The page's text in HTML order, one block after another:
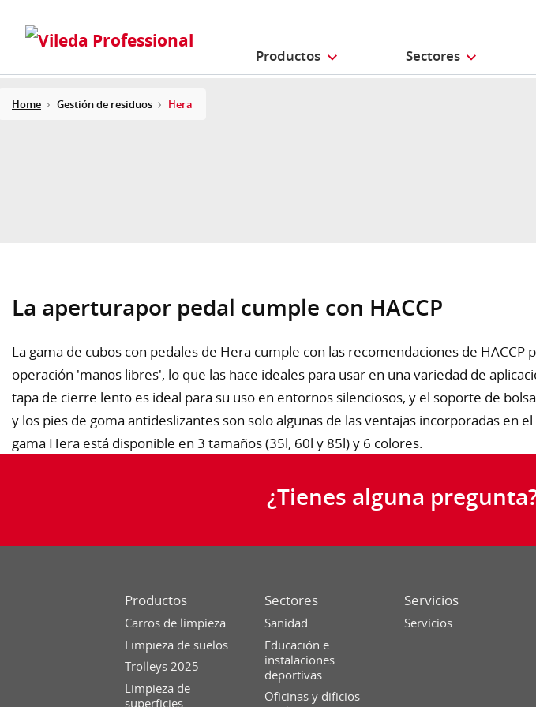
Productos Sectores
Home Gestión de residuos Hera
La aperturapor pedal cumple con HACCP
La gama de cubos con pedales de Hera cumple con las recomendaciones de HACCP
operación 'manos libres', lo que las hace ideales para usar en una variedad de
tapa de cierre lento es ideal para su uso en entornos silenciosos, y el soporte de
y los pies de goma antideslizantes son solo algunas de las ventajas incorporadas en el
gama Hera está disponible en 3 tamaños (35l, 60l y 85l) y 6 colores.
¿Tienes alguna
Productos
Carros de limpieza
Limpieza de suelos
Trolleys 2025
Limpieza de
superficies
Sectores
Sanidad
Educación e
instalaciones
deportivas
Oficinas y dificios
Servicios
Servicios